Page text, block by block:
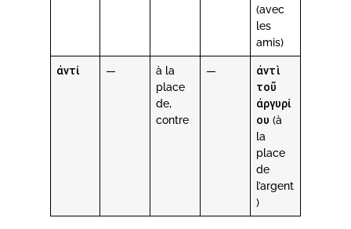
(avec
les
amis)
ἀντί —
à la
place
de,
contre
—
ἀντὶ
τοῦ
ἀργυρί
ου (à
la
place
de
l’argent
)